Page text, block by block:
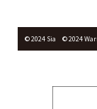
©︎ 2024 Sia © 2024